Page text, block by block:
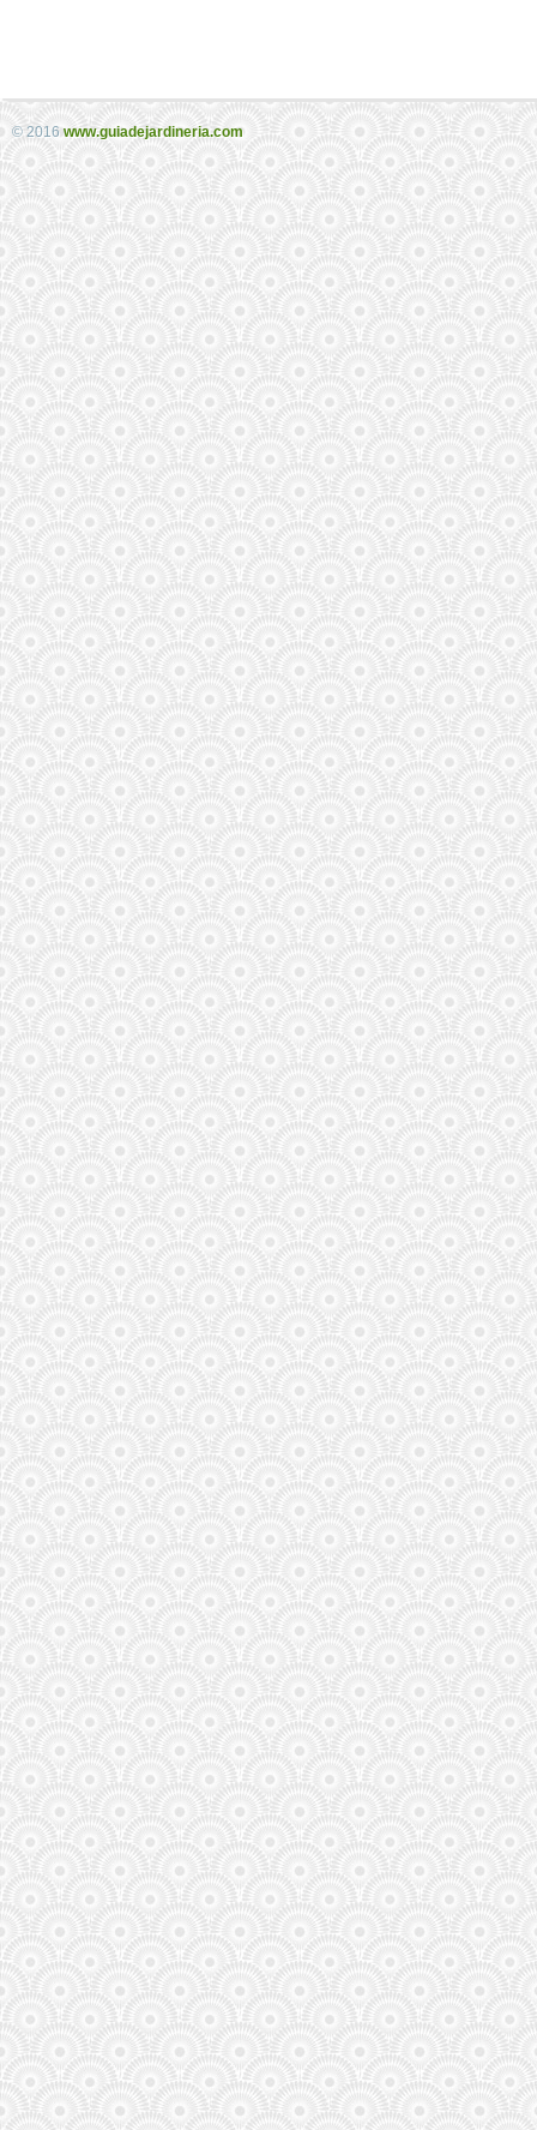
© 2016 www.guiadejardineria.com